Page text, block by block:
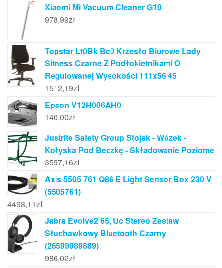
Xiaomi Mi Vacuum Cleaner G10
978,99zł
Topstar Lt0Bk Bc0 Krzesło Biurowe Lady
Sitness Czarne Z Podłokietnikami O
Regulowanej Wysokości 111x56 45
1512,19zł
Epson V12H006AH0
140,00zł
Justrite Safety Group Stojak - Wózek -
Kołyska Pod Beczkę - Składowanie Poziome
3557,16zł
Axis 5505 761 Q86 E Light Sensor Box 230 V
(5505761)
4498,11zł
Jabra Evolve2 65, Uc Stereo Zestaw
Słuchawkowy Bluetooth Czarny
(26599989889)
986,02zł